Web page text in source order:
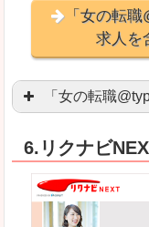
「女の転
求人を
「女の転職
良いところ
正社
働
6.リクナビ